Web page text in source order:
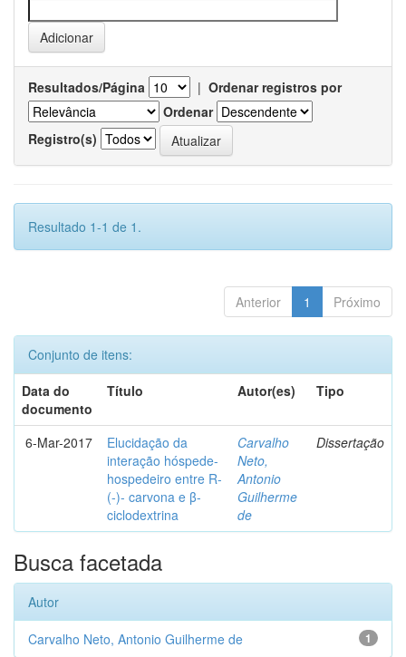
Resultados/Página | Ordenar registros por
Ordenar
Registro(s)
Resultado 1-1 de 1.
Anterior 1 Próximo
Conjunto de itens:
Data do
documento
Título Autor(es) Tipo
6-Mar-2017
Elucidação da
interação hóspede-
hospedeiro entre R-
(-)- carvona e β-
ciclodextrina
Carvalho
Neto,
Antonio
Guilherme
de
Dissertação
Busca facetada
Autor
1
Carvalho Neto, Antonio Guilherme de